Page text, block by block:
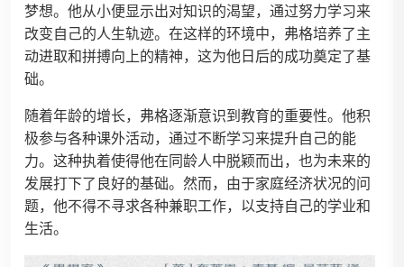
梦想。他从小便显示出对知识的渴望，通过努力学习来
改变自己的人生轨迹。在这样的环境中，弗格培养了主
动进取和拼搏向上的精神，这为他日后的成功奠定了基
础。
随着年龄的增长，弗格逐渐意识到教育的重要性。他积
极参与各种课外活动，通过不断学习来提升自己的能
力。这种执着使得他在同龄人中脱颖而出，也为未来的
发展打下了良好的基础。然而，由于家庭经济状况的问
题，他不得不寻求各种兼职工作，以支持自己的学业和
生活。